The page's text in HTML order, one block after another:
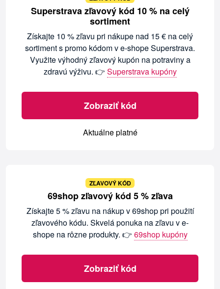
Superstrava zľavový kód 10 % na celý
sortiment
Získajte 10 % zľavu pri nákupe nad 15 € na celý
sortiment s promo kódom v e-shope Superstrava.
Využite výhodný zľavový kupón na potraviny a
zdravú výživu. 👉 Superstrava kupóny
Zobraziť kód
Aktuálne platné
ZĽAVOVÝ KÓD
69shop zľavový kód 5 % zľava
Získajte 5 % zľavu na nákup v 69shop pri použití
zľavového kódu. Skvelá ponuka na zľavu v e-
shope na rôzne produkty. 👉 69shop kupóny
Zobraziť kód